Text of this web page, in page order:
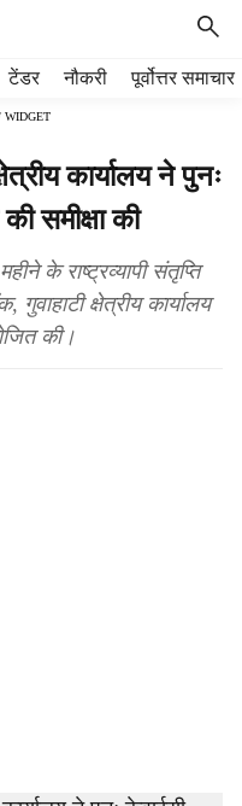
टेंडर नौकरी पूर्वोत्तर समाचार
WIDGET
कार्यालय ने पुनः
समीक्षा की
के राष्ट्रव्यापी संतृप्ति
क्षेत्रीय कार्यालय
की।